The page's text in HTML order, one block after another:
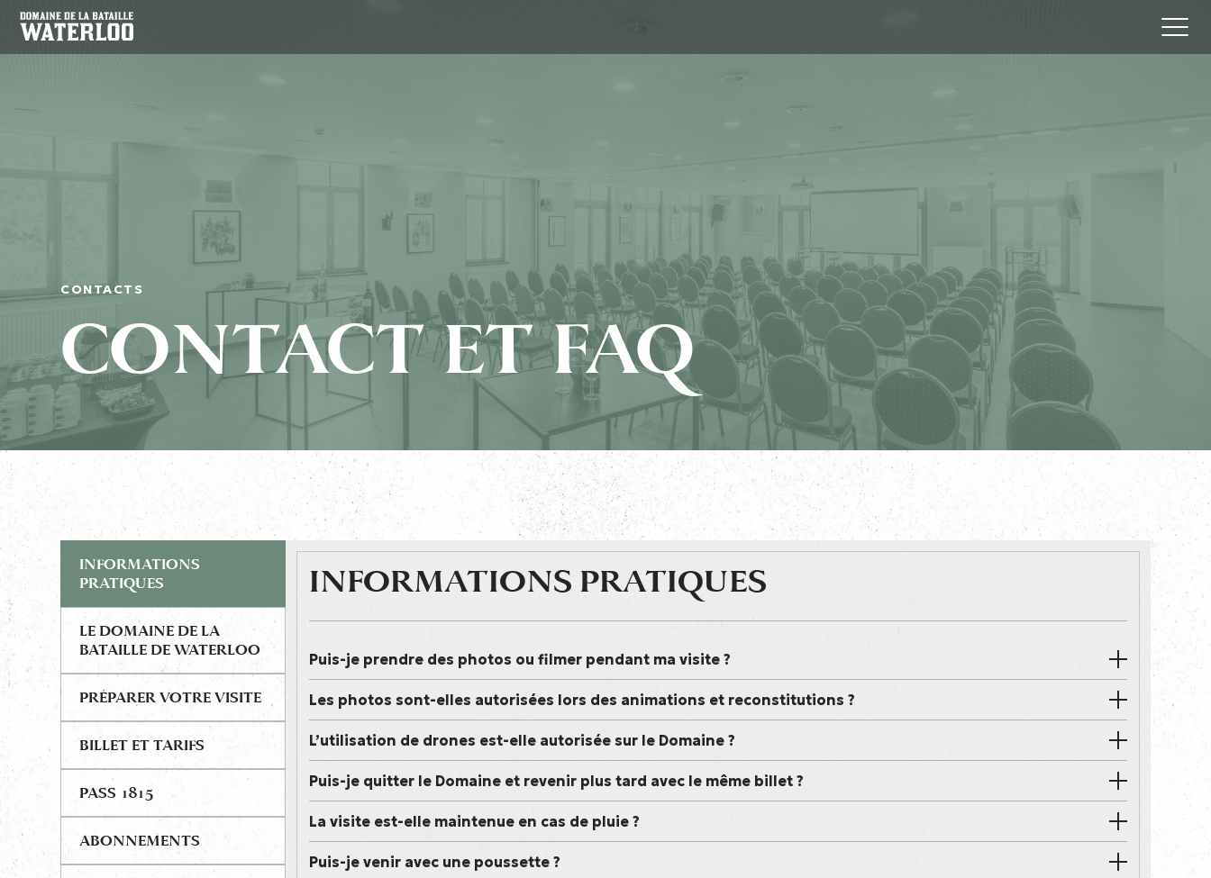
CONTACTS
CONTACT ET FAQ
INFORMATIONS
PRATIQUES
LE DOMAINE DE LA
BATAILLE DE WATERLOO
PRÉPARER VOTRE VISITE
BILLET ET TARIFS
PASS 1815
ABONNEMENTS
INFORMATIONS PRATIQUES
Puis-je prendre des photos ou filmer pendant ma visite ?
Les photos sont-elles autorisées lors des animations et reconstitutions ?
L’utilisation de drones est-elle autorisée sur le Domaine ?
Puis-je quitter le Domaine et revenir plus tard avec le même billet ?
La visite est-elle maintenue en cas de pluie ?
Puis-je venir avec une poussette ?